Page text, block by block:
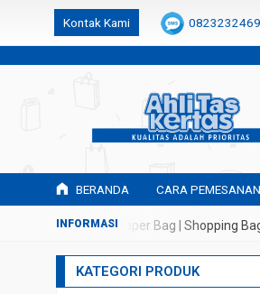
Kontak Kami
BERANDA CARA PEMESANAN
Tas Kertas | Paper Bag | Shopping Bag |
KATEGORI PRODUK